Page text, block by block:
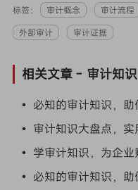
标签： 审计概念 审计流程
外部审计
审计证据
相关文章 - 审计知识
• 必知的审计知识，助
• 审计知识大盘点，实
• 学审计知识，为企业
• 必知的审计知识，助